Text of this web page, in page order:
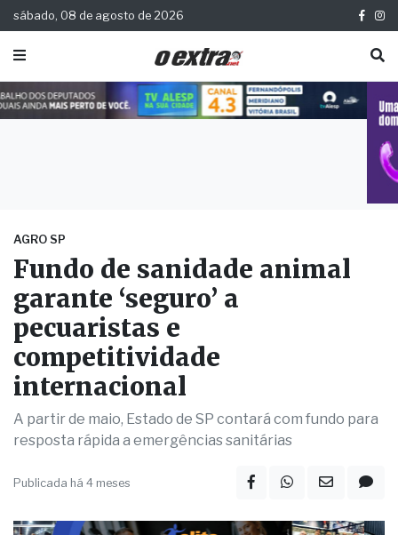
sábado, 08 de agosto de 2026
AGRO SP
Fundo de sanidade animal
garante ‘seguro’ a
pecuaristas e
competitividade
internacional
A partir de maio, Estado de SP contará com fundo para
resposta rápida a emergências sanitárias
Publicada há 4 meses